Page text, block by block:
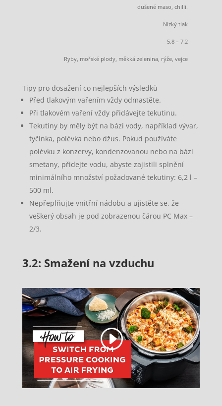
dušené maso, chilli.
Nízký tlak
5.8 – 7.2
Ryby, mořské plody, měkká zelenina, rýže, vejce
Tipy pro dosažení co nejlepších výsledků
Před tlakovým vařením vždy odmastěte.
Při tlakovém vaření vždy přidávejte tekutinu.
Tekutiny by měly být na bázi vody, například vývar,
tyčinka, polévka nebo džus. Pokud používáte
polévku z konzervy, kondenzovanou nebo na bázi
smetany, přidejte vodu, abyste zajistili splnění
minimálního množství požadované tekutiny: 6,2 l –
500 ml.
Nepřeplňujte vnitřní nádobu a ujistěte se, že
veškerý obsah je pod zobrazenou čárou PC Max –
2/3.
3.2: Smažení na vzduchu